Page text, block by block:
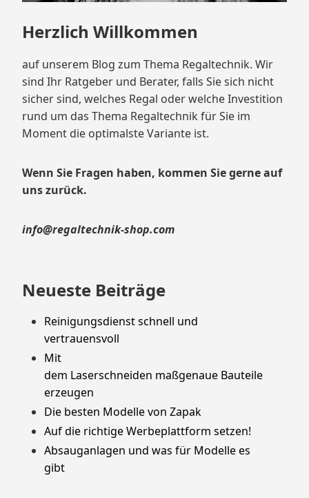
Herzlich Willkommen
auf unserem Blog zum Thema Regaltechnik. Wir
sind Ihr Ratgeber und Berater, falls Sie sich nicht
sicher sind, welches Regal oder welche Investition
rund um das Thema Regaltechnik für Sie im
Moment die optimalste Variante ist.
Wenn Sie Fragen haben, kommen Sie gerne auf
uns zurück.
info@regaltechnik-shop.com
Neueste Beiträge
Reinigungsdienst schnell und
vertrauensvoll
Mit
dem Laserschneiden maßgenaue Bauteile
erzeugen
Die besten Modelle von Zapak
Auf die richtige Werbeplattform setzen!
Absauganlagen und was für Modelle es
gibt